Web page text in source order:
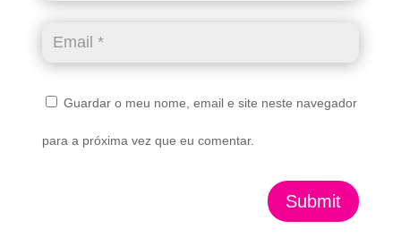
Guardar o meu nome, email e site neste navegador
para a próxima vez que eu comentar.
Submit